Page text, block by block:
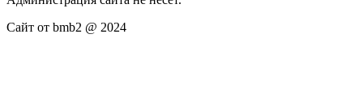
Сайт от bmb2 @ 2024